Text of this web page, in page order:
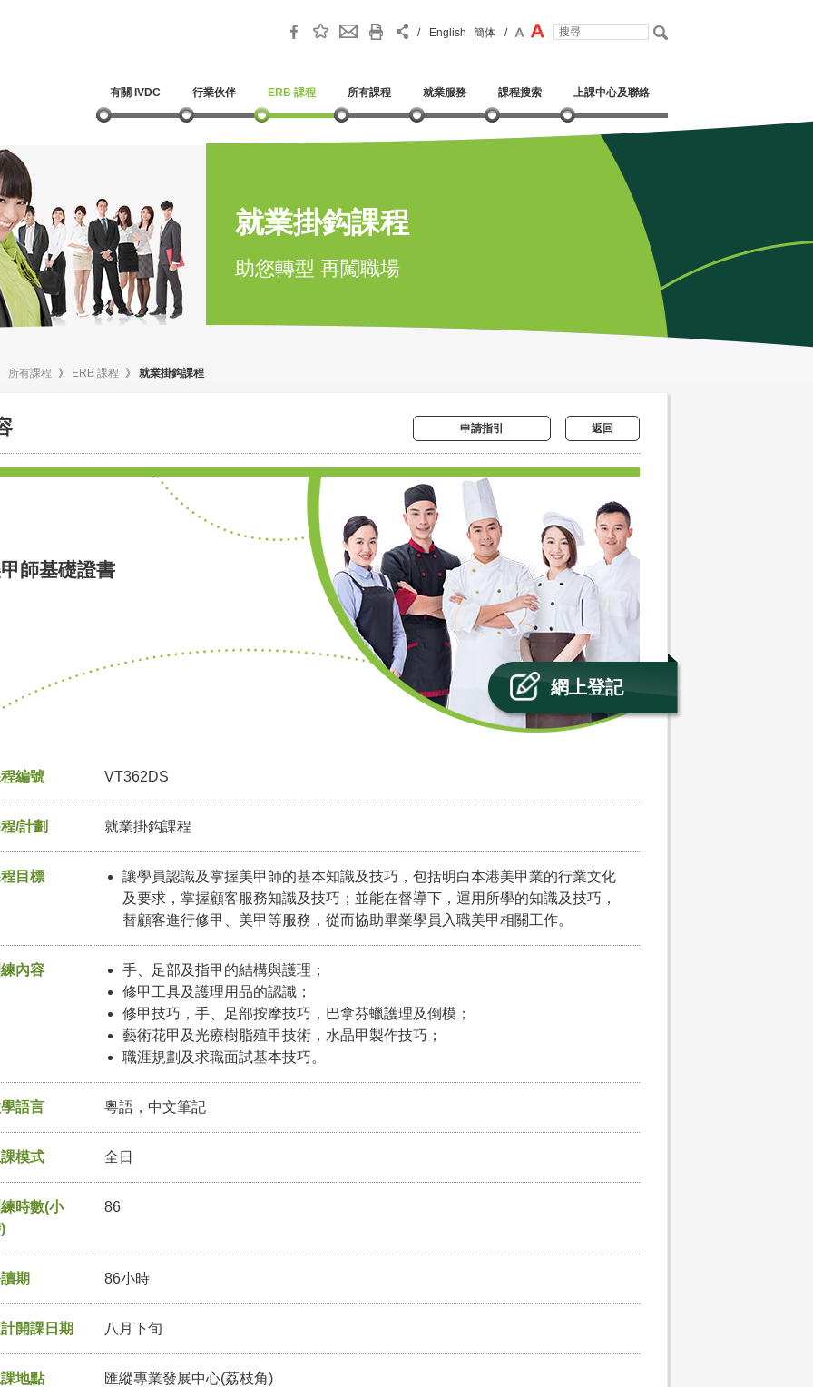
/ English 簡体 /
有關 IVDC 行業伙伴 ERB 課程 所有課程 就業服務 課程搜索 上課中心及聯絡
就業掛鈎課程
助您轉型 再闖職場
所有課程 》 ERB 課程 》 就業掛鈎課程
申請指引 返回
師基礎證書
網上登記
編號 VT362DS
/計劃 就業掛鈎課程
目標
讓學員認識及掌握美甲師的基本知識及技巧，包括明白本港美甲業的行業文化
及要求，掌握顧客服務知識及技巧；並能在督導下，運用所學的知識及技巧，
替顧客進行修甲、美甲等服務，從而協助畢業學員入職美甲相關工作。
內容
手、足部及指甲的結構與護理；
修甲工具及護理用品的認識；
修甲技巧，手、足部按摩技巧，巴拿芬蠟護理及倒模；
藝術花甲及光療樹脂殖甲技術，水晶甲製作技巧；
職涯規劃及求職面試基本技巧。
語言 粵語，中文筆記
模式 全日
時數(小
86
期 86小時
開課日期 八月下旬
地點 匯縱專業發展中心(荔枝角)